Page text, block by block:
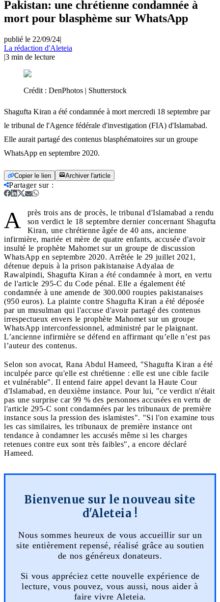
Pakistan: une chrétienne condamnée à
mort pour blasphème sur WhatsApp
publié le 22/09/24|
La rédaction d'Aleteia
|3 min de lecture
Crédit : DenPhotos | Shutterstock
Shagufta Kiran a été condamnée à mort mercredi 18 septembre par
le tribunal de l'Agence fédérale d'investigation (FIA) d'Islamabad.
Elle aurait partagé des contenus blasphématoires sur un groupe
WhatsApp en septembre 2020.
Copier le lien Archiver l'article
Partager sur:
A
près trois ans de procès, le tribunal d'Islamabad a rendu
son verdict le 18 septembre dernier concernant Shagufta
Kiran, une chrétienne âgée de 40 ans, ancienne
infirmière, mariée et mère de quatre enfants, accusée d'avoir
insulté le prophète Mahomet sur un groupe de discussion
WhatsApp en septembre 2020. Arrêtée le 29 juillet 2021,
détenue depuis à la prison pakistanaise Adyalaa de
Rawalpindi, Shagufta Kiran a été condamnée à mort, en vertu
de l'article 295-C du Code pénal. Elle a également été
condamnée à une amende de 300.000 roupies pakistanaises
(950 euros). La plainte contre Shagufta Kiran a été déposée
par un musulman qui l'accuse d'avoir partagé des contenus
irrespectueux envers le prophète Mahomet sur un groupe
WhatsApp interconfessionnel, administré par le plaignant.
L’ancienne infirmière se défend en affirmant qu’elle n’est pas
l’auteur des contenus.
Selon son avocat, Rana Abdul Hameed, "Shagufta Kiran a été
inculpée parce qu'elle est chrétienne : elle est une cible facile
et vulnérable". Il entend faire appel devant la Haute Cour
d'Islamabad, en deuxième instance. Pour lui, "ce verdict n'était
pas une surprise car 99 % des personnes accusées en vertu de
l'article 295-C sont condamnées par les tribunaux de première
instance sous la pression des islamistes". "Si l'on examine tous
les cas similaires, les tribunaux de première instance ont
tendance à condamner les accusés même si les charges
retenues contre eux sont très faibles", a encore déclaré
Hameed.
Bienvenue sur le nouveau site
d'Aleteia !
Nous sommes heureux de vous accueillir sur un
site entièrement repensé, réalisé grâce au soutien
de nos généreux donateurs.
Si vous appréciez cette nouvelle expérience de
lecture, vous pouvez, vous aussi, nous aider à
faire vivre Aleteia.